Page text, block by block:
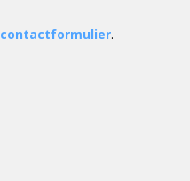
contactformulier.